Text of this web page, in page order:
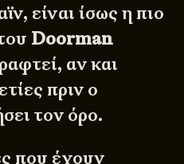
είναι ίσως η πιο
Doorman
αν και
πριν ο
τον όρο.
που έχουν